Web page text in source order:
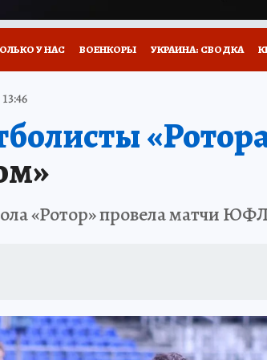
У НАС ВОЕНКОРЫ УКРАИНА: СВОДКА
«Ротор» провела матчи